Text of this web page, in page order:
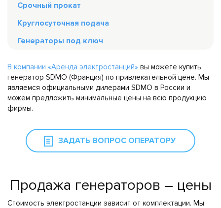
Срочный прокат
Круглосуточная подача
Генераторы под ключ
В компании «Аренда электростанций» вы можете купить
генератор SDMO (Франция) по привлекательной цене. Мы
являемся официальными дилерами SDMO в России и
можем предложить минимальные цены на всю продукцию
фирмы.
ЗАДАТЬ ВОПРОС ОПЕРАТОРУ
Продажа генераторов – цены
Стоимость электростанции зависит от комплектации. Мы